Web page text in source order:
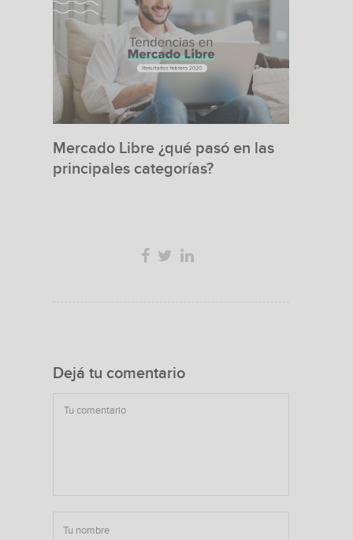
Mercado Libre ¿qué pasó en las
principales categorías?
Dejá tu comentario